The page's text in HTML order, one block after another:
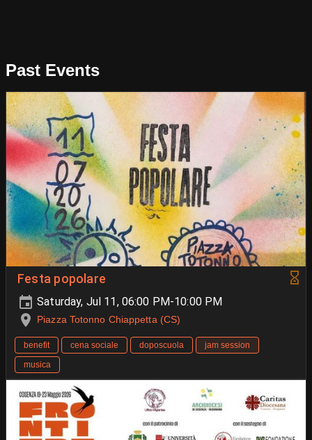
Past Events
Festa popolare
Saturday, Jul 11, 06:00 PM-10:00 PM
Piazza Totonno Chiappetta (CS)
benefit cena sociale doposcuola
jam session
musica